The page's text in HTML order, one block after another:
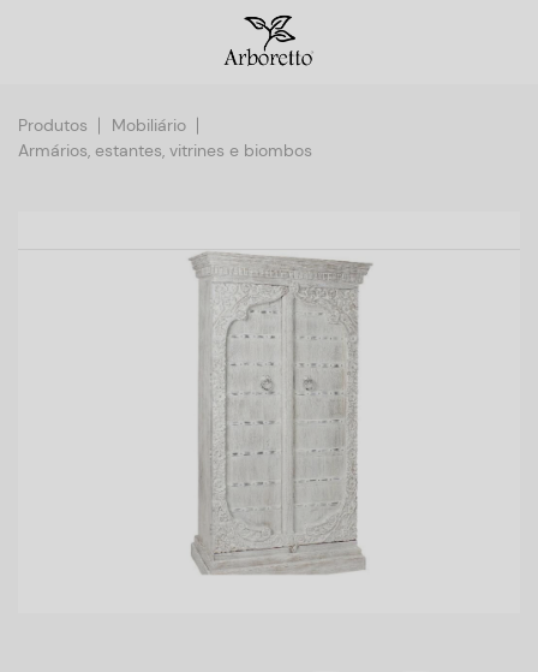
Produtos
Mobiliário
Armários, estantes, vitrines e biombos